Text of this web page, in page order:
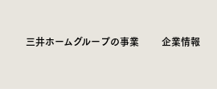
三井ホームグループの事業 企業情報